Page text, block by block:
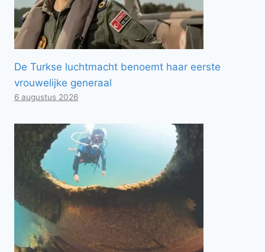
De Turkse luchtmacht benoemt haar eerste
vrouwelijke generaal
6 augustus 2026